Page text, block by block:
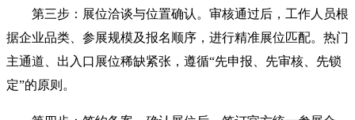
第三步：展位洽谈与位置确认。审核通过后，工作人员根
据企业品类、参展规模及报名顺序，进行精准展位匹配。热门
主通道、出入口展位稀缺紧张，遵循“先申报、先审核、先锁
定”的原则。